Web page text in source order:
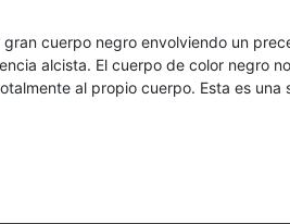
cuerpo negro envolviendo un
alcista. El cuerpo de color negro
al propio cuerpo. Esta es